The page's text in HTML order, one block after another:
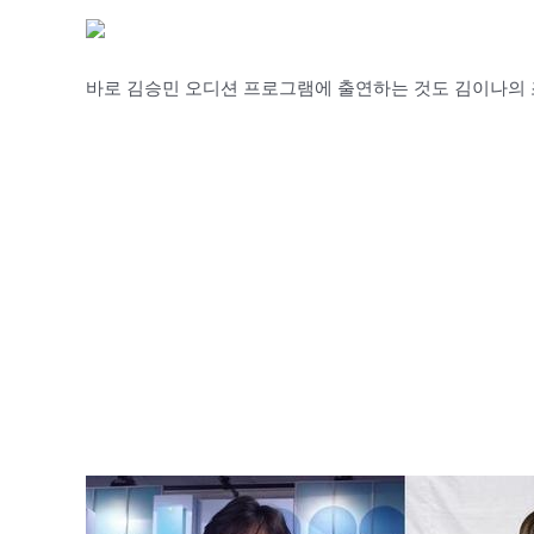
바로 김승민 오디션 프로그램에 출연하는 것도 김이나의